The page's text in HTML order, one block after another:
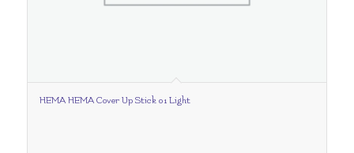
HEMA HEMA Cover Up Stick 01 Light